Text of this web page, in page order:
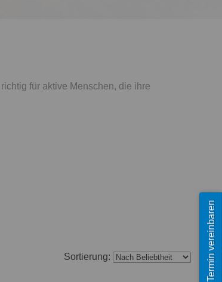
für aktive Menschen, die ihre
Sortierung: Termin vereinbaren